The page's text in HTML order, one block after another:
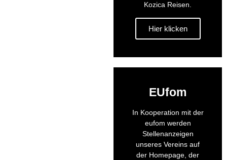
Kozica Reisen.
Hier klicken
EUfom
In Kooperation mit der
eufom werden
Stellenanzeigen
unseres Vereins auf
der Homepage, der